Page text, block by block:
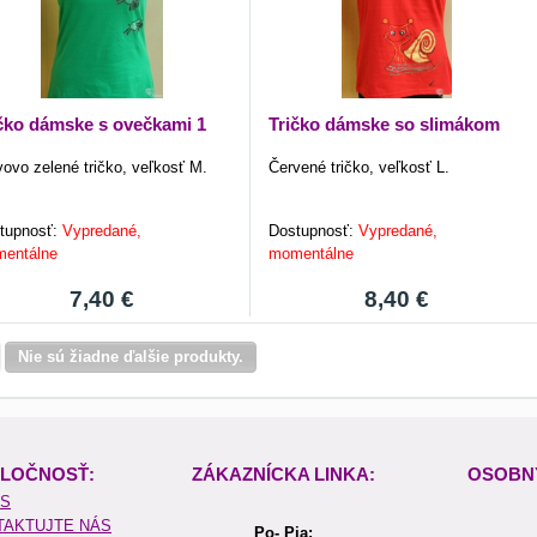
dámske s ovečkami 1
zelené tričko, veľkosť M.
Vypredané,
7,40 €
Tričko dámske so slimákom
Červené tričko, veľkosť L.
Dostupnosť: Vypredané,
momentálne
8,40 €
Hore
Nie sú žiadne ďalšie produkty.
ZÁKAZNÍCKA LINKA:
NÁS
Po- Pia: